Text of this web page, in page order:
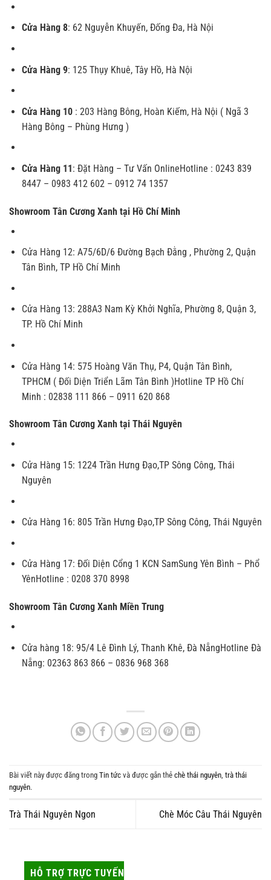
Cửa Hàng 8: 62 Nguyễn Khuyến, Đống Đa, Hà Nội
Cửa Hàng 9: 125 Thụy Khuê, Tây Hồ, Hà Nội
Cửa Hàng 10 : 203 Hàng Bông, Hoàn Kiếm, Hà Nội ( Ngã 3
Hàng Bông – Phùng Hưng )
Cửa Hàng 11: Đặt Hàng – Tư Vấn OnlineHotline : 0243 839
8447 – 0983 412 602 – 0912 74 1357
Showroom Tân Cương Xanh tại Hồ Chí Minh
Cửa Hàng 12: A75/6D/6 Đường Bạch Đằng , Phường 2, Quận
Tân Bình, TP Hồ Chí Minh
Cửa Hàng 13: 288A3 Nam Kỳ Khởi Nghĩa, Phường 8, Quận 3,
TP. Hồ Chí Minh
Cửa Hàng 14: 575 Hoàng Văn Thụ, P4, Quận Tân Bình,
TPHCM ( Đối Diện Triển Lãm Tân Bình )Hotline TP Hồ Chí
Minh : 02838 111 866 – 0911 620 868
Showroom Tân Cương Xanh tại Thái Nguyên
Cửa Hàng 15: 1224 Trần Hưng Đạo,TP Sông Công, Thái
Nguyên
Cửa Hàng 16: 805 Trần Hưng Đạo,TP Sông Công, Thái Nguyên
Cửa Hàng 17: Đối Diện Cổng 1 KCN SamSung Yên Bình – Phổ
YênHotline : 0208 370 8998
Showroom Tân Cương Xanh Miền Trung
Cửa hàng 18: 95/4 Lê Đình Lý, Thanh Khê, Đà NẵngHotline Đà
Nẵng: 02363 863 866 – 0836 968 368
Bài viết này được đăng trong Tin tức và được gắn thẻ chè thái nguyên trà thái
nguyên.
Trà Thái Nguyên Ngon Chè Móc Câu Thái Nguyên
HỖ TRỢ TRỰC TUYẾN